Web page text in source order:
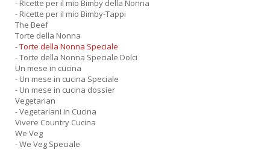
- Ricette per il mio Bimby della Nonna
- Ricette per il mio Bimby-Tappi
The Beef
Torte della Nonna
- Torte della Nonna Speciale
- Torte della Nonna Speciale Dolci
Un mese in cucina
- Un mese in cucina Speciale
- Un mese in cucina dossier
Vegetarian
- Vegetariani in Cucina
Vivere Country Cucina
We Veg
- We Veg Speciale